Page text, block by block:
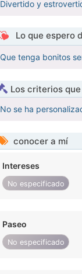
Divertido y
Lo que espero
Que tenga bonitos
Los criterios
No se ha
conocer a mí
Intereses
No especificado
Paseo
No especificado